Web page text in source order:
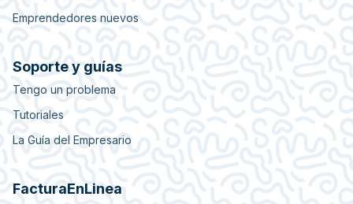
Emprendedores nuevos
Soporte y guías
Tengo un problema
Tutoriales
La Guía del Empresario
FacturaEnLinea